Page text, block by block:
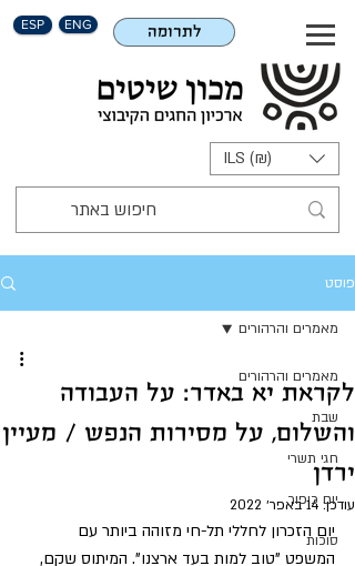
ESP ENG לתרומה
ILS (₪)
פוסט
מאמרים והרהורים
שבת
חגי תשרי
יום כיפור
סוכות
מאמרים והרהורים
לקראת יא באדר: על העבודה
והשלום, על מסירות הנפש / מעיין
ירדן
עודכן: 14 באפר׳ 2022
יום הזכרון לחללי תל-חי מזוהה ביותר עם
המשפט "טוב למות בעד ארצנו". המיתוס שקם,